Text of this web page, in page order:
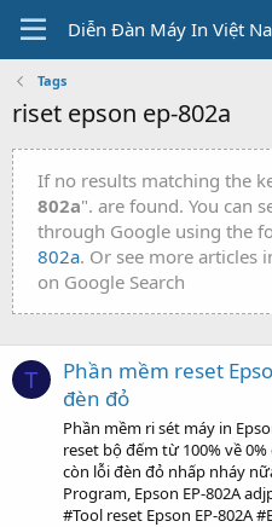
Diễn Đàn Máy In Việt
Tags
riset epson ep-802a
If no results matching the
802a". are found. You can
through Google using the
802a. Or see more articles
on Google Search
T
Phần mềm reset
đèn đỏ
Phần mềm ri sét máy in
reset bộ đếm từ 100% về
còn lỗi đèn đỏ nhấp nháy
Program, Epson EP-802A
#Tool reset Epson EP-802A